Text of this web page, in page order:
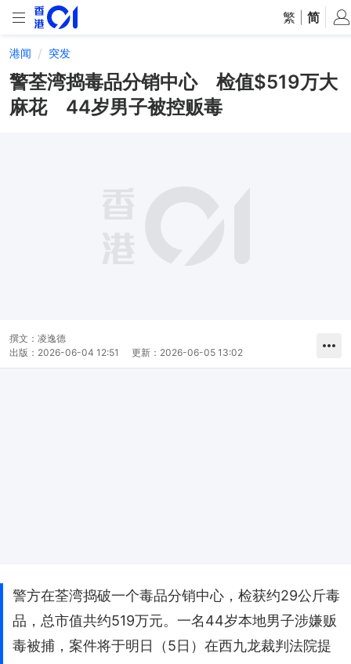
繁 简
港闻 突发
警荃湾捣毒品分销中心 检值$519万大
麻花 44岁男子被控贩毒
撰文： 凌逸德
出版： 2026-06-04 12:51 更新： 2026-06-05 13:02
警方在荃湾捣破一个毒品分销中心，检获约29公斤毒
品，总市值共约519万元。一名44岁本地男子涉嫌贩
毒被捕，案件将于明日（5日）在西九龙裁判法院提